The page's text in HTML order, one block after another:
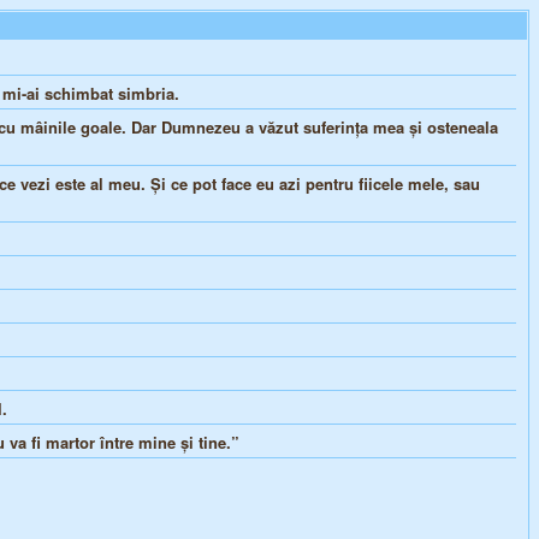
ai schimbat simbria.
mâinile goale. Dar Dumnezeu a văzut suferinţa mea şi osteneala
vezi este al meu. Şi ce pot face eu azi pentru fiicele mele, sau
va fi martor între mine şi tine.”